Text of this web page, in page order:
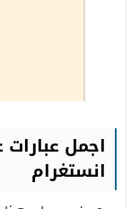
اجمل
انستغرام